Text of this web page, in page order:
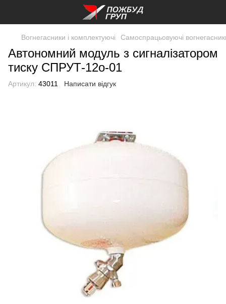
Вогнегасники і комплектуючі Самоспрацьовуючі
Автономний модуль з сигналізатором
тиску СПРУТ-12о-01
Артикул: 43011 Написати відгук